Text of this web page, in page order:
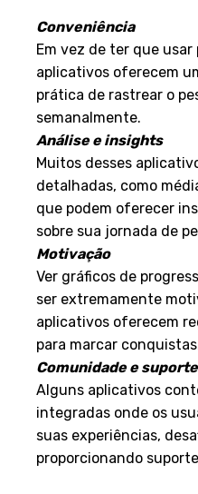
Conveniência
Em vez de ter que usar
aplicativos oferecem
prática de rastrear o
semanalmente.
Análise e insights
Muitos desses
detalhadas, como
que podem oferecer
sobre sua jornada de
Motivação
Ver gráficos de
ser extremamente
aplicativos oferecem
para marcar
Comunidade e suporte
Alguns aplicativos
integradas onde os
suas experiências,
proporcionando